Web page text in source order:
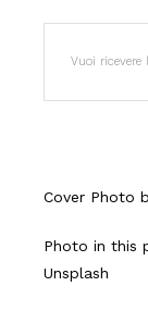
Cover Photo
Photo in this
Unsplash